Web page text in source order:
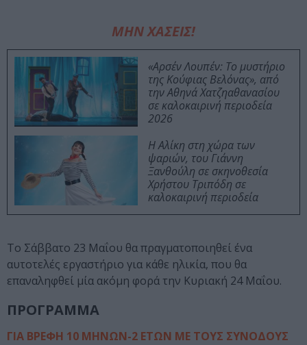
ΜΗΝ ΧΑΣΕΙΣ!
«Αρσέν Λουπέν: Το μυστήριο
της Κούφιας Βελόνας», από
την Αθηνά Χατζηαθανασίου
σε καλοκαιρινή περιοδεία
2026
Η Αλίκη στη χώρα των
ψαριών, του Γιάννη
Ξανθούλη σε σκηνοθεσία
Χρήστου Τριπόδη σε
καλοκαιρινή περιοδεία
Το Σάββατο 23 Μαΐου θα πραγματοποιηθεί ένα
αυτοτελές εργαστήριο για κάθε ηλικία, που θα
επαναληφθεί μία ακόμη φορά την Κυριακή 24 Μαΐου.
ΠΡΟΓΡΑΜΜΑ
ΓΙΑ ΒΡΕΦΗ 10 ΜΗΝΩΝ-2 ΕΤΩΝ ΜΕ ΤΟΥΣ ΣΥΝΟΔΟΥΣ